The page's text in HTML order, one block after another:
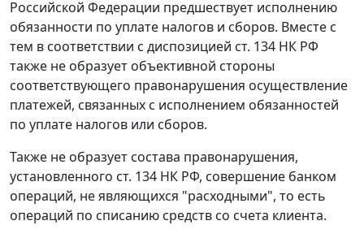
Российской Федерации предшествует исполнению
обязанности по уплате налогов и сборов. Вместе с
тем в соответствии с диспозицией ст. 134 НК РФ
также не образует объективной стороны
соответствующего правонарушения осуществление
платежей, связанных с исполнением обязанностей
по уплате налогов или сборов.
Также не образует состава правонарушения,
установленного ст. 134 НК РФ, совершение банком
операций, не являющихся "расходными", то есть
операций по списанию средств со счета клиента.